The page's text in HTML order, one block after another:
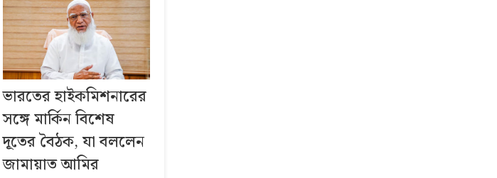
ভারতের হাইকমিশনারের
সঙ্গে মার্কিন বিশেষ
দূতের বৈঠক, যা বললেন
জামায়াত আমির